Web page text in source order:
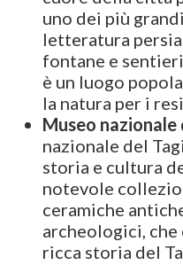
uno dei più
letteratura
fontane e
è un luogo
la natura per i
Museo
nazionale del
storia e cultura
notevole
ceramiche
archeologici,
ricca storia del